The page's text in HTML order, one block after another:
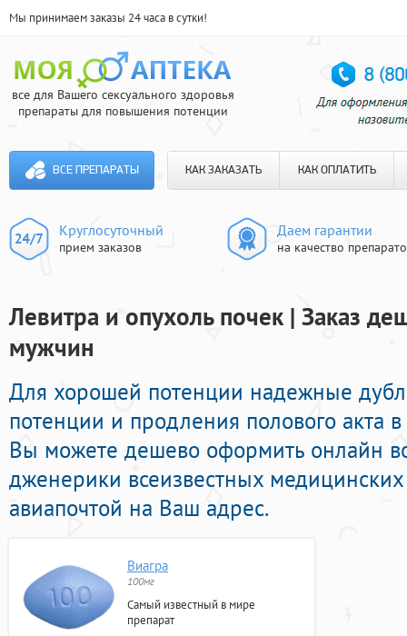
Мы принимаем заказы 24 часа в сутки!
все для Вашего сексуального здоровья
препараты для повышения потенции
ВСЕ ПРЕПАРАТЫ КАК ЗАКАЗАТЬ КАК ОПЛАТИТЬ
Круглосуточный
прием заказов
Даем гарантии
на качество
Левитра и опухоль почек | Заказ
мужчин
Для хорошей потенции надежные
потенции и продления полового акта
Вы можете дешево оформить онлайн
дженерики всеизвестных
авиапочтой на Ваш адрес.
Виагра
100мг
Самый известный в мире
препарат